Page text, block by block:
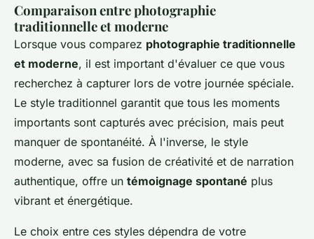
Comparaison entre photographie
traditionnelle et moderne
Lorsque vous comparez photographie traditionnelle
et moderne, il est important d'évaluer ce que vous
recherchez à capturer lors de votre journée spéciale.
Le style traditionnel garantit que tous les moments
importants sont capturés avec précision, mais peut
manquer de spontanéité. À l'inverse, le style
moderne, avec sa fusion de créativité et de narration
authentique, offre un témoignage spontané plus
vibrant et énergétique.
Le choix entre ces styles dépendra de votre